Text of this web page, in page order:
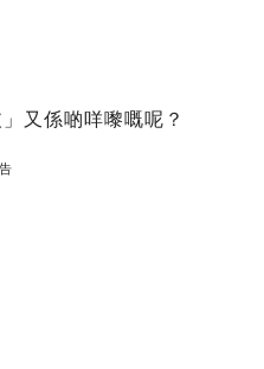
又係啲咩嚟嘅呢？